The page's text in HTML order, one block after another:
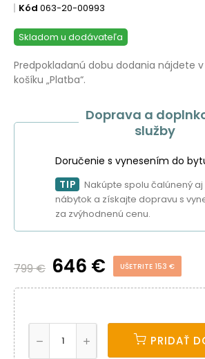
Kód 063-20-00993
Skladom u dodávateľa
Predpokladanú dobu dodania nájdete
košíku „Platba“.
Doprava a
služby
Doručenie s vynesením do
TIP
Nakúpte spolu čalúnený
nábytok a získajte dopravu s
za zvýhodnenú cenu.
799 € 646 € UŠETRITE 153 €
PRIDAŤ